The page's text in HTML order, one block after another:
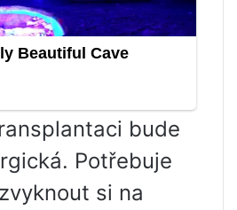
bude
Potřebuje
si na